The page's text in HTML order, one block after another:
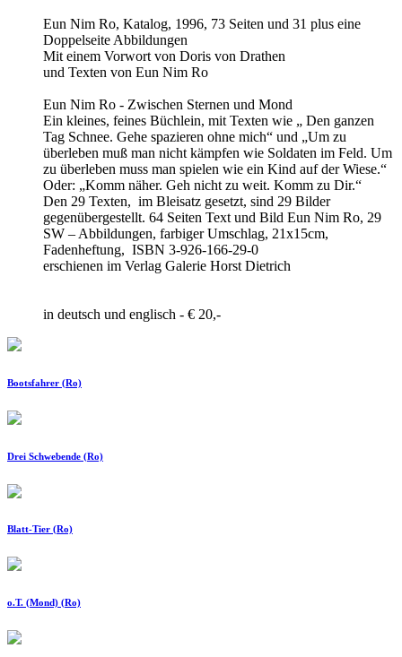
Eun Nim Ro, Katalog, 1996, 73 Seiten und 31 plus eine
Doppelseite Abbildungen
Mit einem Vorwort von Doris von Drathen
und Texten von Eun Nim Ro
Eun Nim Ro - Zwischen Sternen und Mond
Ein kleines, feines Büchlein, mit Texten wie „ Den ganzen
Tag Schnee. Gehe spazieren ohne mich“ und „Um zu
überleben muß man nicht kämpfen wie Soldaten im Feld. Um
zu überleben muss man spielen wie ein Kind auf der Wiese.“
Oder: „Komm näher. Geh nicht zu weit. Komm zu Dir.“
Den 29 Texten, im Bleisatz gesetzt, sind 29 Bilder
gegenübergestellt. 64 Seiten Text und Bild Eun Nim Ro, 29
SW – Abbildungen, farbiger Umschlag, 21x15cm,
Fadenheftung, ISBN 3-926-166-29-0
erschienen im Verlag Galerie Horst Dietrich
in deutsch und englisch - € 20,-
Bootsfahrer (Ro)
Drei Schwebende (Ro)
Blatt-Tier (Ro)
o.T. (Mond) (Ro)